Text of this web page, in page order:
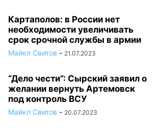
Картаполов: в России нет
необходимости увеличивать
срок срочной службы в армии
Майкл Свитов - 21.07.2023
“Дело чести”: Сырский заявил о
желании вернуть Артемовск
под контроль ВСУ
Майкл Свитов - 20.07.2023